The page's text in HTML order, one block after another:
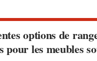
options de
pour les meubles